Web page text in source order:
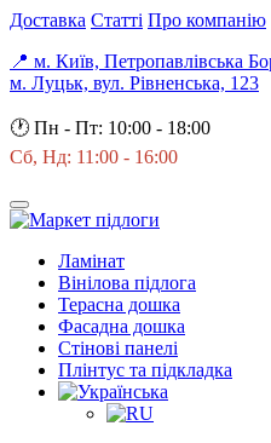
Доставка Статті Про компанію
📍 м. Київ, Петропавлівська
м. Луцьк, вул. Рівненська, 123
🕐 Пн - Пт: 10:00 - 18:00
Сб, Нд: 11:00 - 16:00
Ламінат
Вінілова підлога
Терасна дошка
Фасадна дошка
Стінові панелі
Плінтус та підкладка